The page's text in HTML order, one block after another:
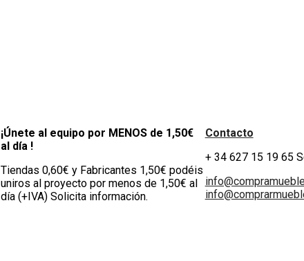
¡Únete al equipo por MENOS de 1,50€
al día !
Tiendas 0,60€ y Fabricantes 1,50€ podéis
uniros al proyecto por menos de 1,50€ al
día (+IVA) Solicita información.
Contacto
+ 34 627 15 19 65